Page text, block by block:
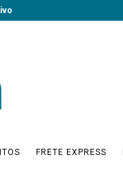
FRETE EXPRESS